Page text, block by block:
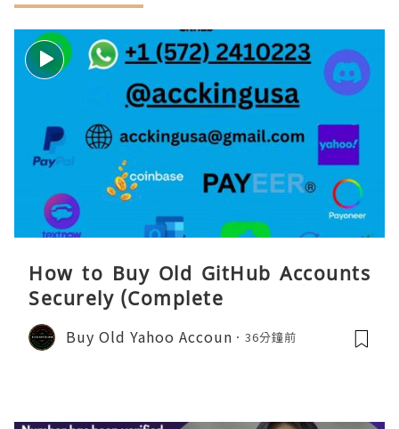
How to Buy Old GitHub Accounts
Securely (Complete
Buy Old Yahoo Accoun 36分鐘前